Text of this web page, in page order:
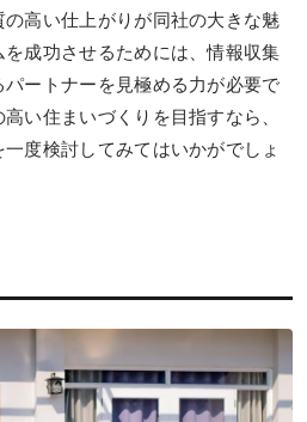
の高い仕上がりが同社の大きな魅
成功させるためには、情報収集
ートナーを見極める力が必要で
い住まいづくりを目指すなら、
度検討してみてはいかがでしょ